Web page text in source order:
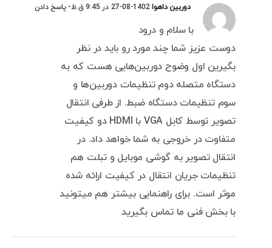
دوربین داهوا1402-08-27 در 9:45 ق.ظ - پاسخ دادن
با سلام و درود
دوست عزیز شما چند مورد رو باید در نظر
بگیرین اول وضوح دوربین‌هایی هست که به
دستگاه متصله دوم تنظیمات دوربین‌ها و
سوم تنظیمات دستگاه ضبط. از طرفی انتقال
تصویر توسط کابل VGA با HDMI دو کیفیت
متفاوت در خروجی به شما خواهد داد. در
انتقال تصویر به گوشی موبایل و تبلت هم
تنظیمات جریان انتقال در کیفیت ارائه شده
موثر است. برای راهنمایی بیشتر هم میتونید
با بخش فنی ما تماس بگیرید